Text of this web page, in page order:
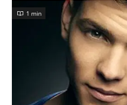
1 min